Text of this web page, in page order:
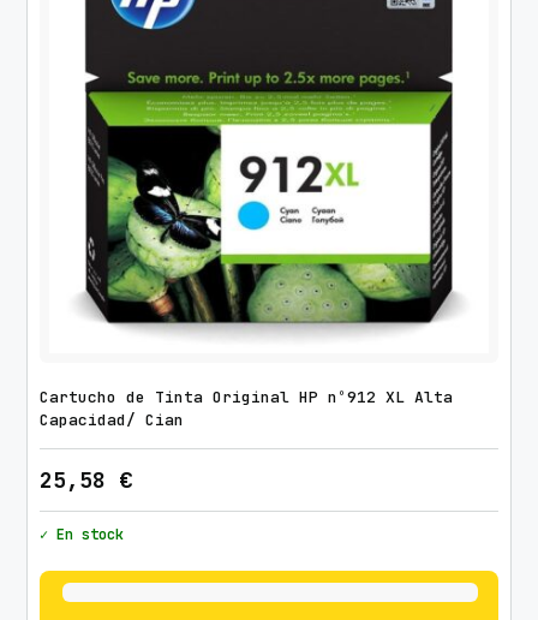
Cartucho de Tinta Original HP nº912 XL Alta
Capacidad/ Cian
25,58 €
✓ En stock